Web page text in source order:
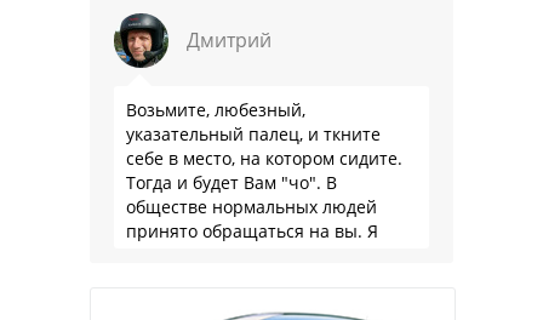
Дмитрий
Возьмите, любезный,
указательный палец, и ткните
себе в место, на котором сидите.
Тогда и будет Вам "чо". В
обществе нормальных людей
принято обращаться на вы. Я